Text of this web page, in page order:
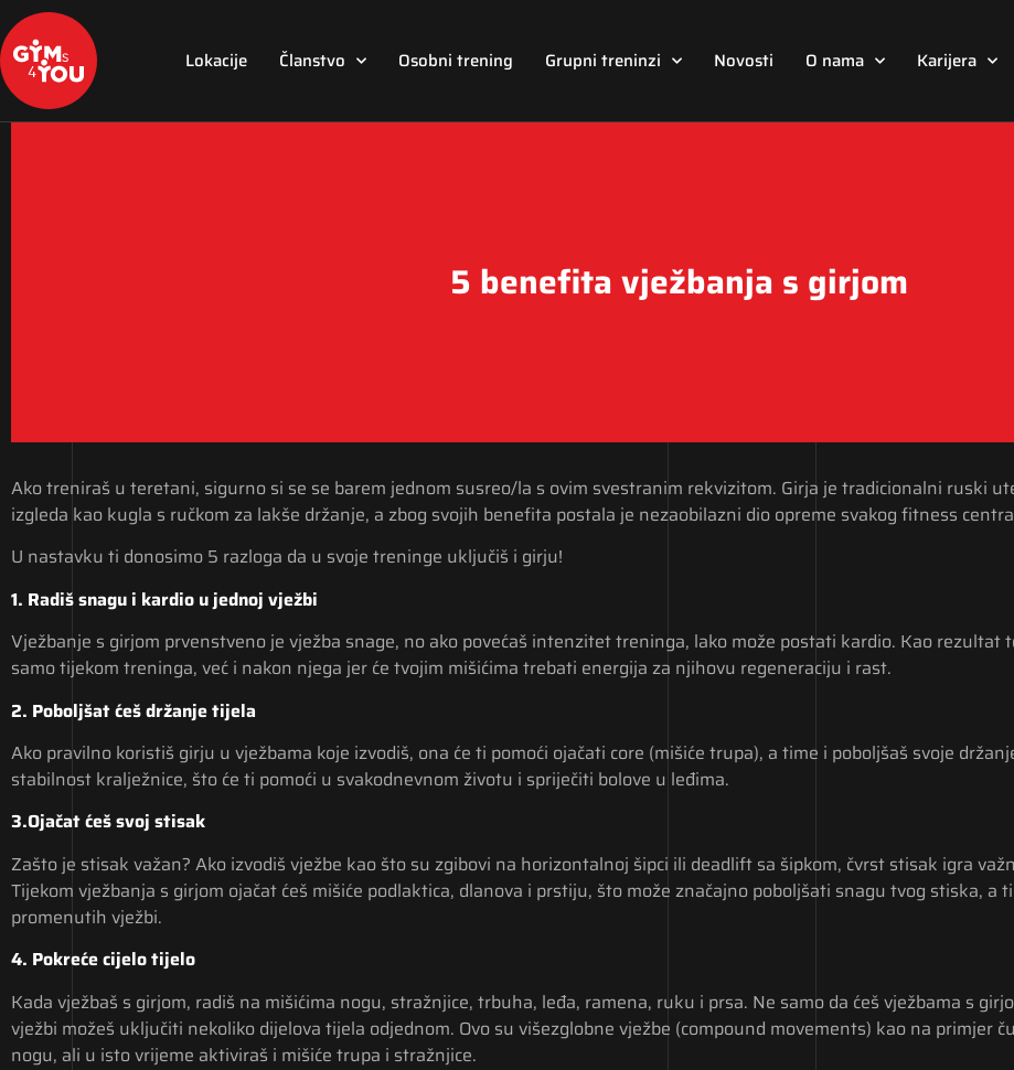
Lokacije Članstvo Osobni trening Grupni treninzi Novosti O nama Karijera
5 benefita vježbanja s girjom
Ako treniraš u teretani, sigurno si se se barem jednom susreo/la s ovim svestranim rekvizitom. Girja je tradicionalni ruski
izgleda kao kugla s ručkom za lakše držanje, a zbog svojih benefita postala je nezaobilazni dio opreme svakog fitness
U nastavku ti donosimo 5 razloga da u svoje treninge uključiš i girju!
1. Radiš snagu i kardio u jednoj vježbi
Vježbanje s girjom prvenstveno je vježba snage, no ako povećaš intenzitet treninga, lako može postati kardio. Kao rezultat
samo tijekom treninga, već i nakon njega jer će tvojim mišićima trebati energija za njihovu regeneraciju i rast.
2. Poboljšat ćeš držanje tijela
Ako pravilno koristiš girju u vježbama koje izvodiš, ona će ti pomoći ojačati core (mišiće trupa), a time i poboljšaš svoje
stabilnost kralježnice, što će ti pomoći u svakodnevnom životu i spriječiti bolove u leđima.
3.Ojačat ćeš svoj stisak
Zašto je stisak važan? Ako izvodiš vježbe kao što su zgibovi na horizontalnoj šipci ili deadlift sa šipkom, čvrst stisak igra
Tijekom vježbanja s girjom ojačat ćeš mišiće podlaktica, dlanova i prstiju, što može značajno poboljšati snagu tvog stiska, a
promenutih vježbi.
4. Pokreće cijelo tijelo
Kada vježbaš s girjom, radiš na mišićima nogu, stražnjice, trbuha, leđa, ramena, ruku i prsa. Ne samo da ćeš vježbama s
vježbi možeš uključiti nekoliko dijelova tijela odjednom. Ovo su višezglobne vježbe (compound movements) kao na primjer
nogu, ali u isto vrijeme aktiviraš i mišiće trupa i stražnjice.